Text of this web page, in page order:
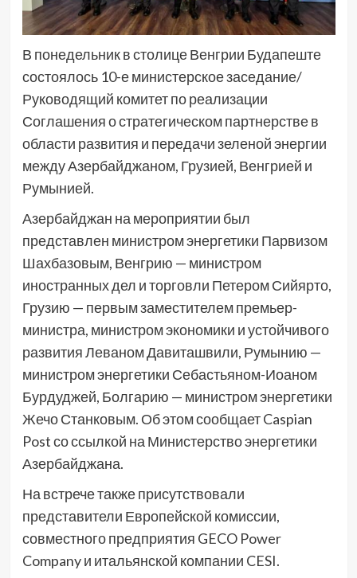
В понедельник в столице Венгрии Будапеште
состоялось 10-е министерское заседание/
Руководящий комитет по реализации
Соглашения о стратегическом партнерстве в
области развития и передачи зеленой энергии
между Азербайджаном, Грузией, Венгрией и
Румынией.
Азербайджан на мероприятии был
представлен министром энергетики Парвизом
Шахбазовым, Венгрию — министром
иностранных дел и торговли Петером Сийярто,
Грузию — первым заместителем премьер-
министра, министром экономики и устойчивого
развития Леваном Давиташвили, Румынию —
министром энергетики Себастьяном-Иоаном
Бурдуджей, Болгарию — министром энергетики
Жечо Станковым. Об этом сообщает Caspian
Post со ссылкой на Министерство энергетики
Азербайджана.
На встрече также присутствовали
представители Европейской комиссии,
совместного предприятия GECO Power
Company и итальянской компании CESI.